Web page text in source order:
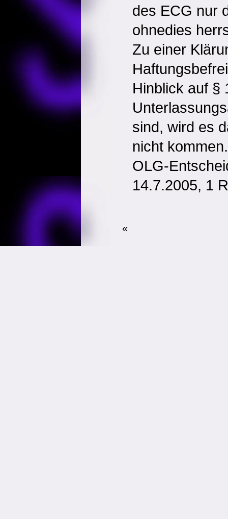
des ECG nur
ohnedies
Zu einer
Hinblick auf §
sind, wird es
nicht kommen.
OLG-
14.7.2005, 1
«